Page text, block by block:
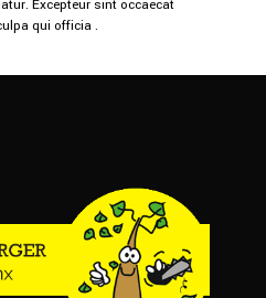
Excepteur sint occaecat
qui officia .